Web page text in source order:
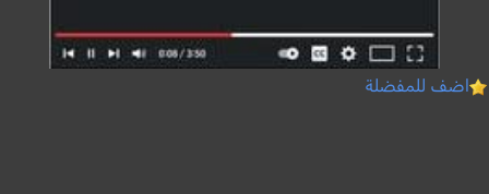
اضف للمفضلة